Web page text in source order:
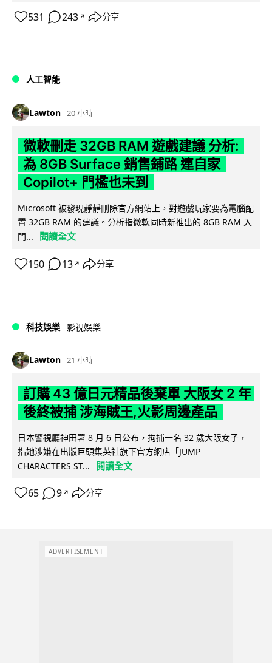
531 243 ↗ 分享
人工智能
Lawton 20 小時
微軟刪走 32GB RAM 遊戲建議 分析:
為 8GB Surface 銷售鋪路 連自家
Copilot+ 門檻也未到
Microsoft 被發現靜靜刪除官方網站上，對遊戲玩家要為電腦配
置 32GB RAM 的建議。分析指微軟同時新推出的 8GB RAM 入
門...
閱讀全文
150 13 ↗ 分享
科技娛樂 影視娛樂
Lawton 21 小時
訂購 43 億日元精品後棄單 大阪女 2 年
後終被捕 涉海賊王,火影周邊產品
日本警視廳神田署 8 月 6 日公布，拘捕一名 32 歲大阪女子，
指她涉嫌在出版巨頭集英社旗下官方網店「JUMP
CHARACTERS ST...
閱讀全文
65 9 ↗ 分享
ADVERTISEMENT